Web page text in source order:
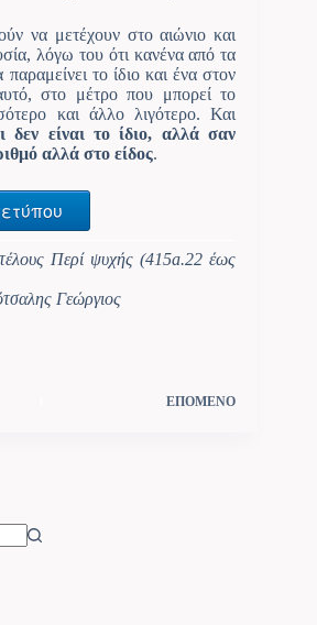
να μετέχουν στο αιώνιο και
λόγω του ότι κανένα από τα
το ίδιο και ένα στον
στο μέτρο που μπορεί το
και άλλο λιγότερο. Και
δεν είναι το ίδιο, αλλά σαν
αλλά στο είδος.
Περί ψυχής (415a.22 έως
Γεώργιος
ΕΠΟΜΕΝΟ